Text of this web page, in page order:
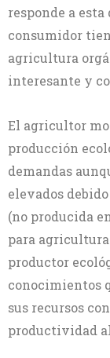
responde a esta
consumidor
agricultura
interesante y
El agricultor
producción
demandas
elevados
(no producida
para
productor
conocimientos
sus recursos
productividad